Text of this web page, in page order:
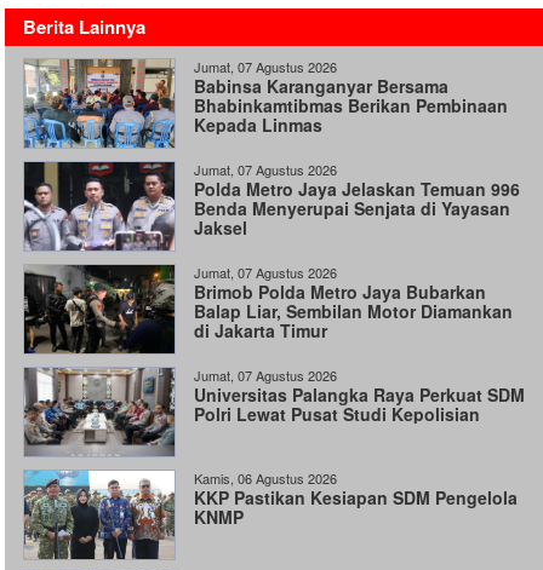
Berita Lainnya
Jumat, 07 Agustus 2026
Babinsa Karanganyar Bersama
Bhabinkamtibmas Berikan Pembinaan
Kepada Linmas
Jumat, 07 Agustus 2026
Polda Metro Jaya Jelaskan Temuan 996
Benda Menyerupai Senjata di Yayasan
Jaksel
Jumat, 07 Agustus 2026
Brimob Polda Metro Jaya Bubarkan
Balap Liar, Sembilan Motor Diamankan
di Jakarta Timur
Jumat, 07 Agustus 2026
Universitas Palangka Raya Perkuat SDM
Polri Lewat Pusat Studi Kepolisian
Kamis, 06 Agustus 2026
KKP Pastikan Kesiapan SDM Pengelola
KNMP